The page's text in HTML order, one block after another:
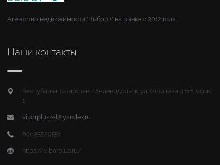
Агентство недвижимости "Выбор +" на рынке с 2012 года.
Наши контакты
Республика Татарстан, г.Зеленодольск, ул.Королева д.11Б, офис
1
viborpluszel@yandex.ru
89625529551
https://viborplus.ru/